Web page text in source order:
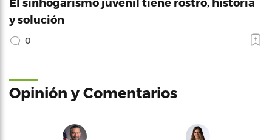
y solución
0
Opinión y Comentarios